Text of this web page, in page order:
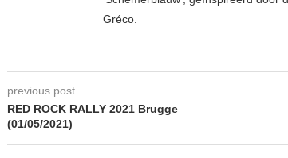
Gréco.
previous post
RED ROCK RALLY 2021 Brugge
(01/05/2021)